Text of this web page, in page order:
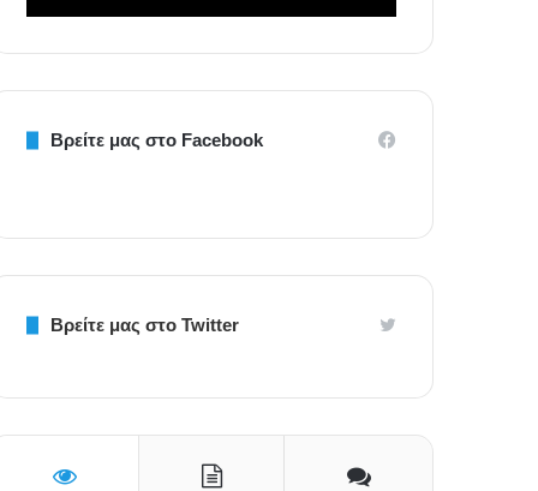
Βρείτε μας στο Facebook
Βρείτε μας στο Twitter